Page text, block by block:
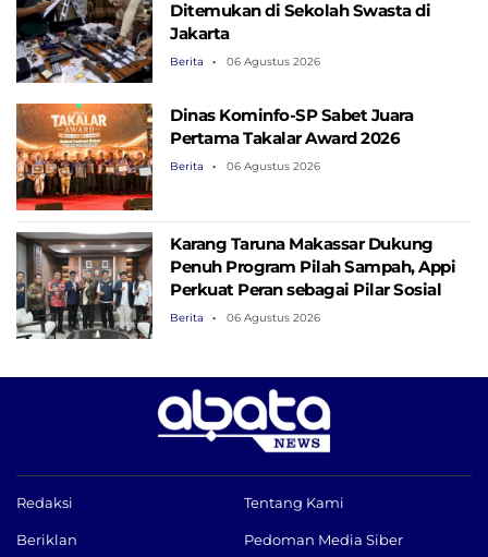
Ditemukan di Sekolah Swasta di
Jakarta
Berita 06 Agustus 2026
Dinas Kominfo-SP Sabet Juara
Pertama Takalar Award 2026
Berita 06 Agustus 2026
Karang Taruna Makassar Dukung
Penuh Program Pilah Sampah, Appi
Perkuat Peran sebagai Pilar Sosial
Berita 06 Agustus 2026
Redaksi Tentang Kami
Beriklan Pedoman Media Siber